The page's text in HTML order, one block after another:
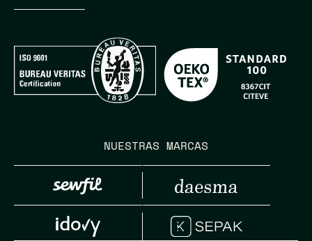
NUESTRAS MARCAS